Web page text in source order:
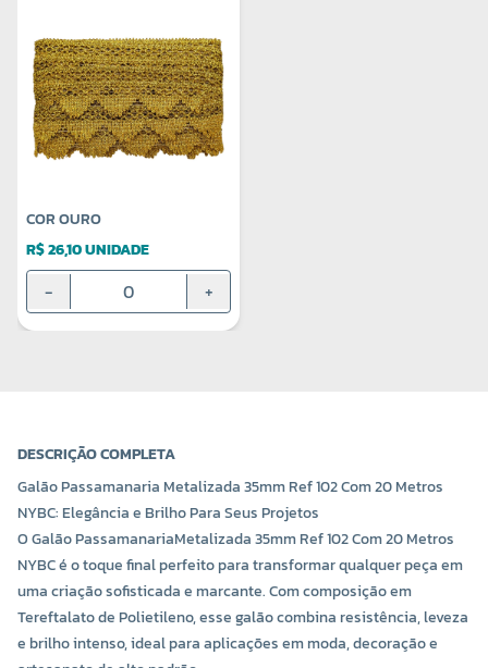
COR OURO
R$ 26,10 UNIDADE
- +
DESCRIÇÃO COMPLETA
Galão Passamanaria Metalizada 35mm Ref 102 Com 20 Metros
NYBC: Elegância e Brilho Para Seus Projetos
O Galão PassamanariaMetalizada 35mm Ref 102 Com 20 Metros
NYBC é o toque final perfeito para transformar qualquer peça em
uma criação sofisticada e marcante. Com composição em
Tereftalato de Polietileno, esse galão combina resistência, leveza
e brilho intenso, ideal para aplicações em moda, decoração e